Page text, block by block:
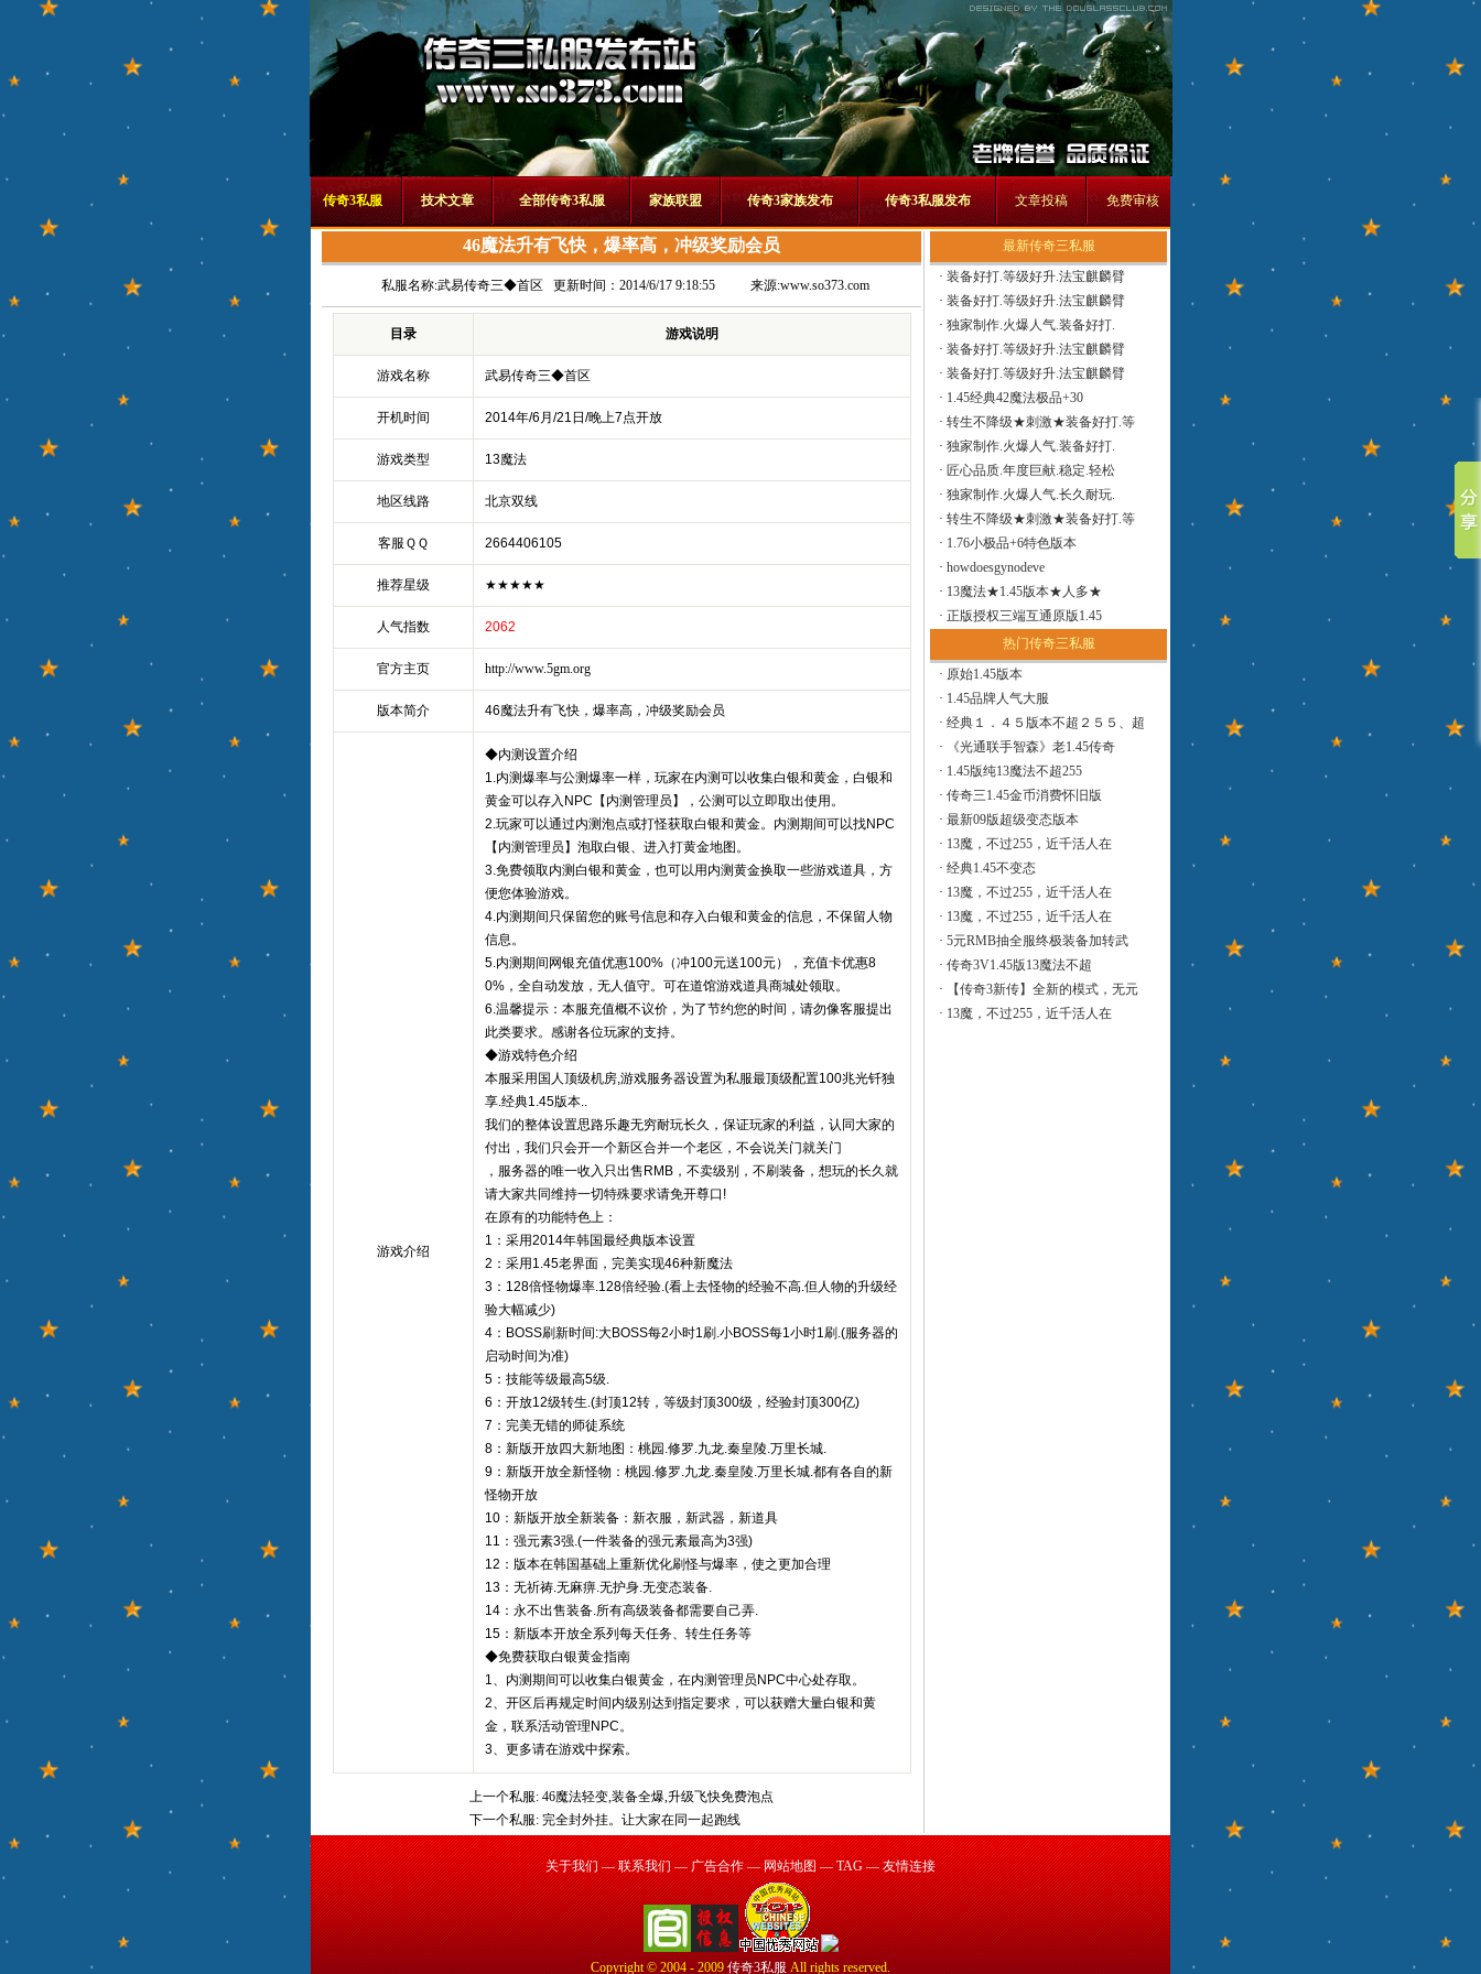
传奇3私服 技术文章 全部传奇3私服 家族联盟 传奇3家族发布 传奇3私服发布 文章投稿 免费审核
46魔法升有飞快，爆率高，冲级奖励会员
私服名称:武易传奇三◆首区 更新时间：2014/6/17 9:18:55 来源:www.so373.com
目录 游戏说明
游戏名称 武易传奇三◆首区
开机时间 2014年/6月/21日/晚上7点开放
游戏类型 13魔法
地区线路 北京双线
客服ＱＱ 2664406105
推荐星级 ★★★★★
人气指数 2062
官方主页 http://www.5gm.org
版本简介 46魔法升有飞快，爆率高，冲级奖励会员
游戏介绍
◆内测设置介绍
1.内测爆率与公测爆率一样，玩家在内测可以收集白银和黄金，白银和
黄金可以存入NPC【内测管理员】，公测可以立即取出使用。
2.玩家可以通过内测泡点或打怪获取白银和黄金。内测期间可以找NPC
【内测管理员】泡取白银、进入打黄金地图。
3.免费领取内测白银和黄金，也可以用内测黄金换取一些游戏道具，方
便您体验游戏。
4.内测期间只保留您的账号信息和存入白银和黄金的信息，不保留人物
信息。
5.内测期间网银充值优惠100%（冲100元送100元），充值卡优惠8
0%，全自动发放，无人值守。可在道馆游戏道具商城处领取。
6.温馨提示：本服充值概不议价，为了节约您的时间，请勿像客服提出
此类要求。感谢各位玩家的支持。
◆游戏特色介绍
本服采用国人顶级机房,游戏服务器设置为私服最顶级配置100兆光钎独
享.经典1.45版本..
我们的整体设置思路乐趣无穷耐玩长久，保证玩家的利益，认同大家的
付出，我们只会开一个新区合并一个老区，不会说关门就关门
，服务器的唯一收入只出售RMB，不卖级别，不刷装备，想玩的长久就
请大家共同维持一切特殊要求请免开尊口!
在原有的功能特色上：
1：采用2014年韩国最经典版本设置
2：采用1.45老界面，完美实现46种新魔法
3：128倍怪物爆率.128倍经验.(看上去怪物的经验不高.但人物的升级经
验大幅减少)
4：BOSS刷新时间:大BOSS每2小时1刷.小BOSS每1小时1刷.(服务器的
启动时间为准)
5：技能等级最高5级.
6：开放12级转生.(封顶12转，等级封顶300级，经验封顶300亿)
7：完美无错的师徒系统
8：新版开放四大新地图：桃园.修罗.九龙.秦皇陵.万里长城.
9：新版开放全新怪物：桃园.修罗.九龙.秦皇陵.万里长城.都有各自的新
怪物开放
10：新版开放全新装备：新衣服，新武器，新道具
11：强元素3强.(一件装备的强元素最高为3强)
12：版本在韩国基础上重新优化刷怪与爆率，使之更加合理
13：无祈祷.无麻痹.无护身.无变态装备.
14：永不出售装备.所有高级装备都需要自己弄.
15：新版本开放全系列每天任务、转生任务等
◆免费获取白银黄金指南
1、内测期间可以收集白银黄金，在内测管理员NPC中心处存取。
2、开区后再规定时间内级别达到指定要求，可以获赠大量白银和黄
金，联系活动管理NPC。
3、更多请在游戏中探索。
上一个私服: 46魔法轻变,装备全爆,升级飞快免费泡点
下一个私服: 完全封外挂。让大家在同一起跑线
最新传奇三私服
· 装备好打.等级好升.法宝麒麟臂
· 装备好打.等级好升.法宝麒麟臂
· 独家制作.火爆人气.装备好打.
· 装备好打.等级好升.法宝麒麟臂
· 装备好打.等级好升.法宝麒麟臂
· 1.45经典42魔法极品+30
· 转生不降级★刺激★装备好打.等
· 独家制作.火爆人气.装备好打.
· 匠心品质.年度巨献.稳定.轻松
· 独家制作.火爆人气.长久耐玩.
· 转生不降级★刺激★装备好打.等
· 1.76小极品+6特色版本
· howdoesgynodeve
· 13魔法★1.45版本★人多★
· 正版授权三端互通原版1.45
热门传奇三私服
· 原始1.45版本
· 1.45品牌人气大服
· 经典１．４５版本不超２５５、超
·
《光通联手智森》老1.45传奇
· 1.45版纯13魔法不超255
· 传奇三1.45金币消费怀旧版
· 最新09版超级变态版本
· 13魔，不过255，近千活人在
· 经典1.45不变态
· 13魔，不过255，近千活人在
· 13魔，不过255，近千活人在
· 5元RMB抽全服终极装备加转武
· 传奇3V1.45版13魔法不超
·
【传奇3新传】全新的模式，无元
· 13魔，不过255，近千活人在
关于我们 — 联系我们 — 广告合作 — 网站地图 —TAG —友情连接
Copyright © 2004 - 2009传奇3私服All rights reserved.